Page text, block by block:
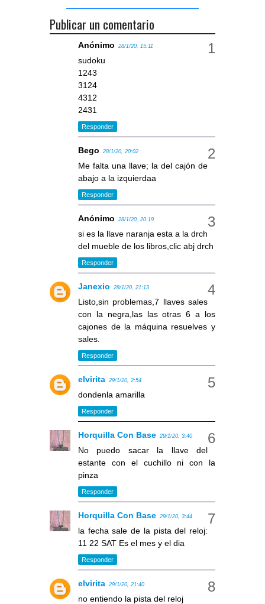
Publicar un comentario
Anónimo 28/1/20, 15:11
sudoku
1243
3124
4312
2431
Responder
Bego 28/1/20, 20:02
Me falta una llave; la del cajón de
abajo a la izquierdaa
Responder
Anónimo 28/1/20, 20:19
si es la llave naranja esta a la drch
del mueble de los libros,clic abj drch
Responder
Janexio 28/1/20, 21:13
Listo,sin problemas,7 llaves sales
con la negra,las las otras 6 a los
cajones de la máquina resuelves y
sales.
Responder
elvirita 29/1/20, 2:54
dondenla amarilla
Responder
Horquilla Con Base 29/1/20, 3:40
No puedo sacar la llave del
estante con el cuchillo ni con la
pinza
Responder
Horquilla Con Base 29/1/20, 3:44
la fecha sale de la pista del reloj:
11 22 SAT Es el mes y el dia
Responder
elvirita 29/1/20, 21:40
no entiendo la pista del reloj